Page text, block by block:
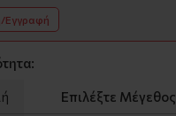
Εγγραφή
Επιλέξτε Μέγεθος